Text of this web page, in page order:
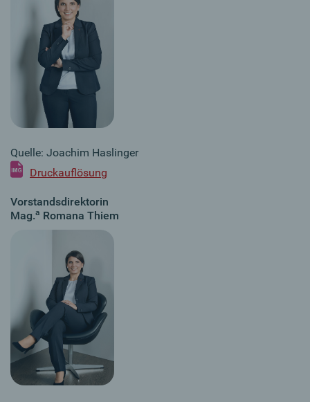
Quelle: Joachim Haslinger
Druckauflösung
Vorstandsdirektorin
Mag.a Romana Thiem